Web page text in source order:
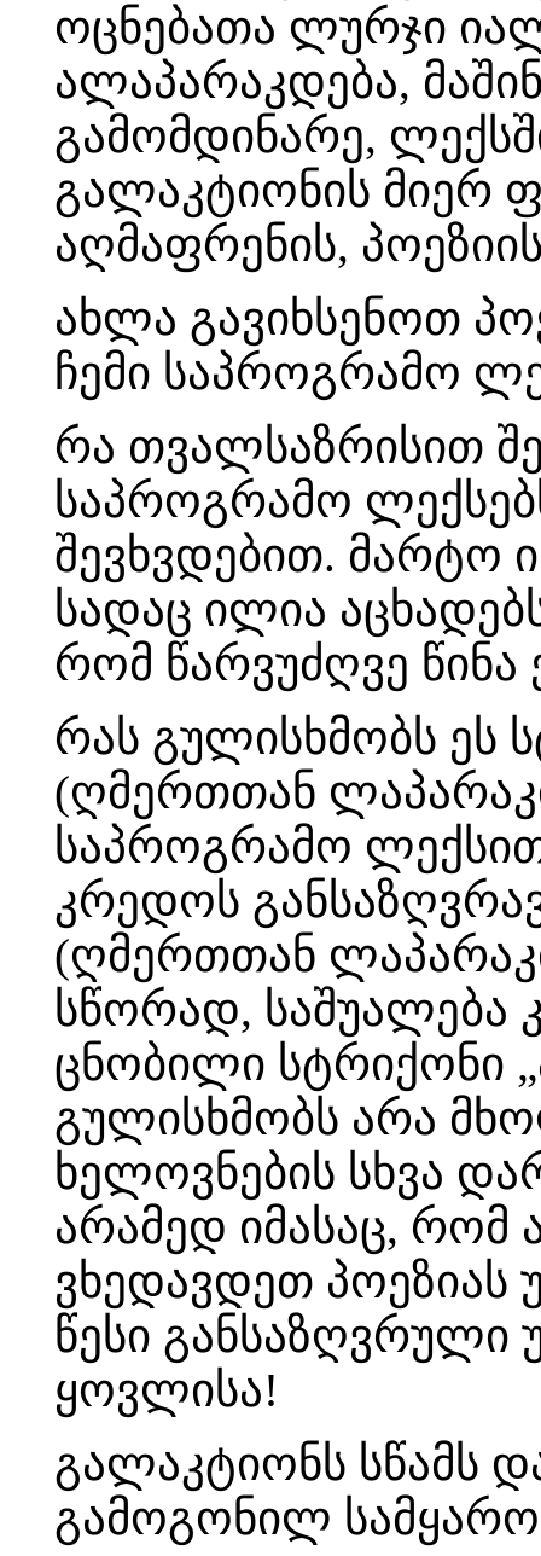
ოცნებათა ლურჯი
ალაპარაკდება, მაშინ
გამომდინარე,
გალაკტიონის მიერ
აღმაფრენის,
ახლა გავიხსენოთ
ჩემი საპროგრამო
რა თვალსაზრისით
საპროგრამო
შევხვდებით. მარტო
სადაც ილია
რომ წარვუძღვე წინა
რას გულისხმობს ეს
(ღმერთთან
საპროგრამო
კრედოს
(ღმერთთან
სწორად, საშუალება
ცნობილი სტრიქონი
გულისხმობს არა
ხელოვნების სხვა
არამედ იმასაც, რომ
ვხედავდეთ პოეზიას
წესი განსაზღვრული
ყოვლისა!
გალაკტიონს სწამს
გამოგონილ